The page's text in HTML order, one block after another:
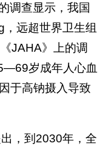
调查显示，我国
远超世界卫生组
JAHA》上的调
岁成年人心血
于高钠摄入导致
出，到2030年，全